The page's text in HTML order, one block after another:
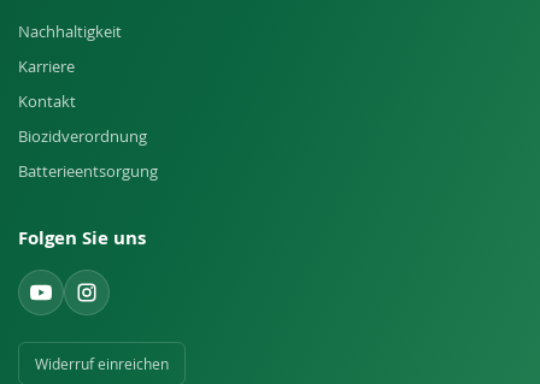
Nachhaltigkeit
Karriere
Kontakt
Biozidverordnung
Batterieentsorgung
Folgen Sie uns
Widerruf einreichen